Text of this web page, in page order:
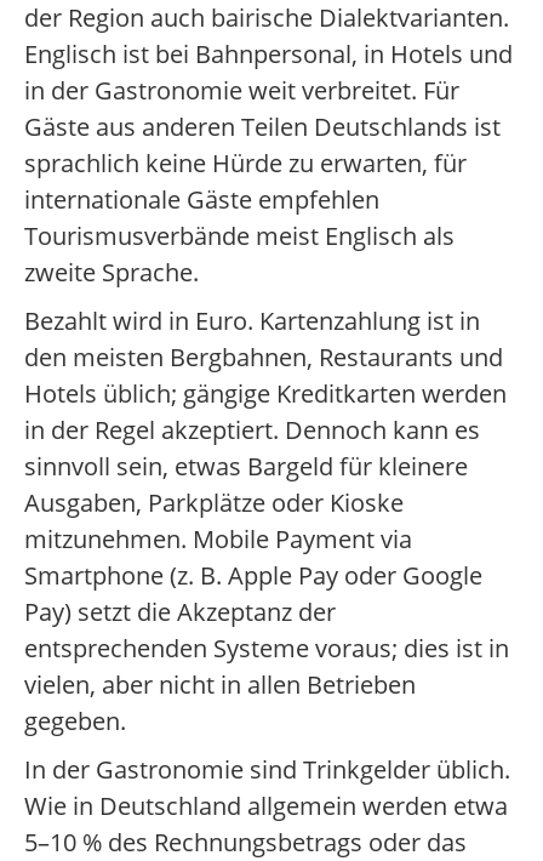
der Region auch bairische Dialektvarianten.
Englisch ist bei Bahnpersonal, in Hotels und
in der Gastronomie weit verbreitet. Für
Gäste aus anderen Teilen Deutschlands ist
sprachlich keine Hürde zu erwarten, für
internationale Gäste empfehlen
Tourismusverbände meist Englisch als
zweite Sprache.
Bezahlt wird in Euro. Kartenzahlung ist in
den meisten Bergbahnen, Restaurants und
Hotels üblich; gängige Kreditkarten werden
in der Regel akzeptiert. Dennoch kann es
sinnvoll sein, etwas Bargeld für kleinere
Ausgaben, Parkplätze oder Kioske
mitzunehmen. Mobile Payment via
Smartphone (z. B. Apple Pay oder Google
Pay) setzt die Akzeptanz der
entsprechenden Systeme voraus; dies ist in
vielen, aber nicht in allen Betrieben
gegeben.
In der Gastronomie sind Trinkgelder üblich.
Wie in Deutschland allgemein werden etwa
5–10 % des Rechnungsbetrags oder das